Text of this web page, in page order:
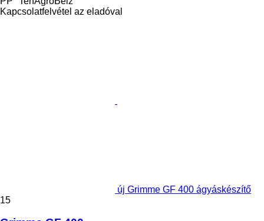
Kapcsolatfelvétel az eladóval
új Grimme GF 400 ágyáskészítő
15